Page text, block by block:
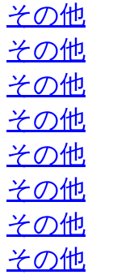
その他
その他
その他
その他
その他
その他
その他
その他